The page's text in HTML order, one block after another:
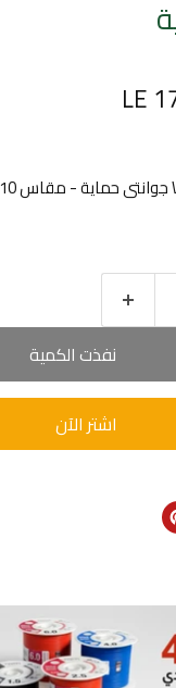
LE
نفذت الكمية
اشتر الآن